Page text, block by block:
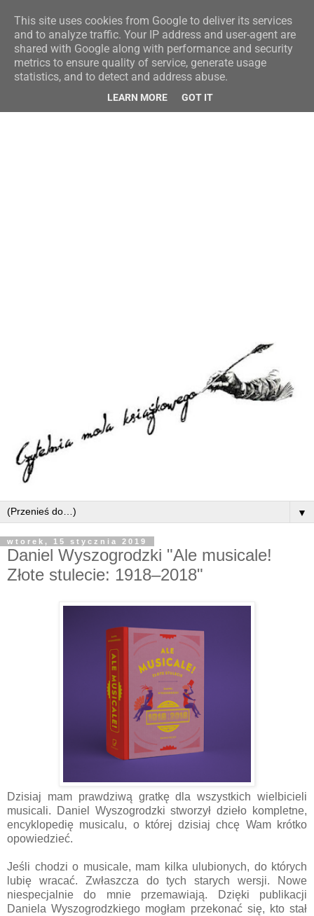
▼
wtorek, 15 stycznia 2019
Daniel Wyszogrodzki "Ale musicale!
Złote stulecie: 1918–2018"
Dzisiaj mam prawdziwą gratkę dla wszystkich wielbicieli
musicali. Daniel Wyszogrodzki stworzył dzieło kompletne,
encyklopedię musicalu, o której dzisiaj chcę Wam krótko
opowiedzieć.
Jeśli chodzi o musicale, mam kilka ulubionych, do których
lubię wracać. Zwłaszcza do tych starych wersji. Nowe
niespecjalnie do mnie przemawiają. Dzięki publikacji
Daniela Wyszogrodzkiego mogłam przekonać się, kto stał
This site uses cookies from Google to deliver its services
and to analyze traffic. Your IP address and user-agent are
shared with Google along with performance and security
metrics to ensure quality of service, generate usage
statistics, and to detect and address abuse.
LEARN MORE GOT IT